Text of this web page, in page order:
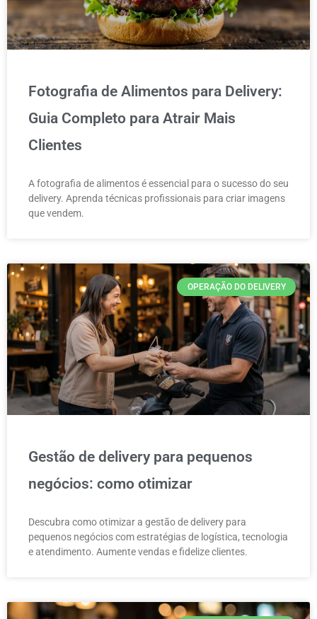
Fotografia de Alimentos para Delivery:
Guia Completo para Atrair Mais
Clientes
A fotografia de alimentos é essencial para o sucesso do seu
delivery. Aprenda técnicas profissionais para criar imagens
que vendem.
OPERAÇÃO DO DELIVERY
Gestão de delivery para pequenos
negócios: como otimizar
Descubra como otimizar a gestão de delivery para
pequenos negócios com estratégias de logística, tecnologia
e atendimento. Aumente vendas e fidelize clientes.